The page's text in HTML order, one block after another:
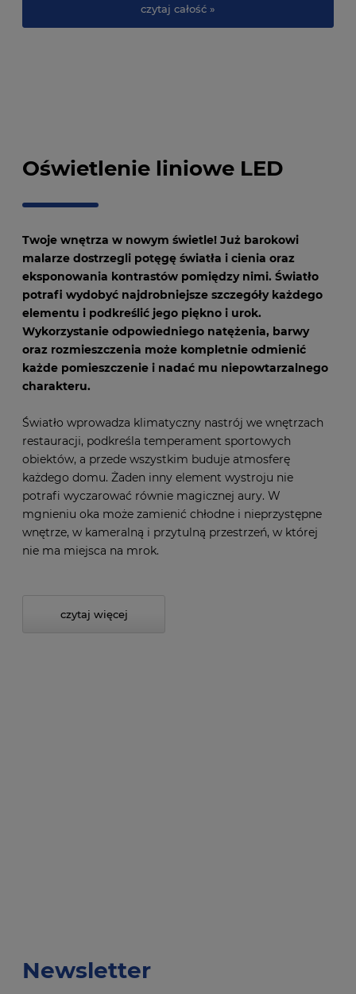
czytaj całość »
Oświetlenie liniowe LED
Twoje wnętrza w nowym świetle! Już barokowi
malarze dostrzegli potęgę światła i cienia oraz
eksponowania kontrastów pomiędzy nimi. Światło
potrafi wydobyć najdrobniejsze szczegóły każdego
elementu i podkreślić jego piękno i urok.
Wykorzystanie odpowiedniego natężenia, barwy
oraz rozmieszczenia może kompletnie odmienić
każde pomieszczenie i nadać mu niepowtarzalnego
charakteru.
Światło wprowadza klimatyczny nastrój we wnętrzach
restauracji, podkreśla temperament sportowych
obiektów, a przede wszystkim buduje atmosferę
każdego domu. Żaden inny element wystroju nie
potrafi wyczarować równie magicznej aury. W
mgnieniu oka może zamienić chłodne i nieprzystępne
wnętrze, w kameralną i przytulną przestrzeń, w której
nie ma miejsca na mrok.
czytaj więcej
Newsletter